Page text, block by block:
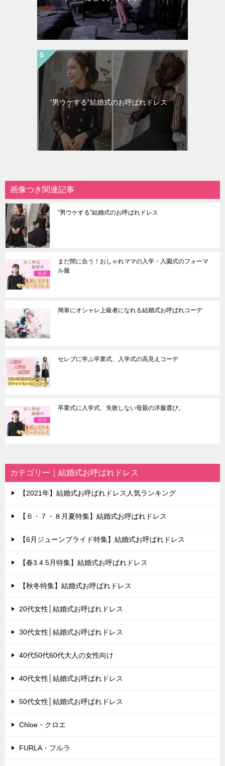
”男ウケする”結婚式のお呼ばれドレス
画像つき関連記事
”男ウケする”結婚式のお呼ばれドレス
まだ間に合う！おしゃれママの入学・入園式のフォーマ
ル服
簡単にオシャレ上級者になれる結婚式お呼ばれコーデ
セレブに学ぶ卒業式、入学式の高見えコーデ
卒業式に入学式、失敗しない母親の洋服選び。
カテゴリー｜結婚式お呼ばれドレス
【2021年】結婚式お呼ばれドレス人気ランキング
【６・７・８月夏特集】結婚式お呼ばれドレス
【6月ジューンブライド特集】結婚式お呼ばれドレス
【春3.4.5月特集】結婚式お呼ばれドレス
【秋冬特集】結婚式お呼ばれドレス
20代女性│結婚式お呼ばれドレス
30代女性│結婚式お呼ばれドレス
40代50代60代大人の女性向け
40代女性│結婚式お呼ばれドレス
50代女性│結婚式お呼ばれドレス
Chloe・クロエ
FURLA・フルラ